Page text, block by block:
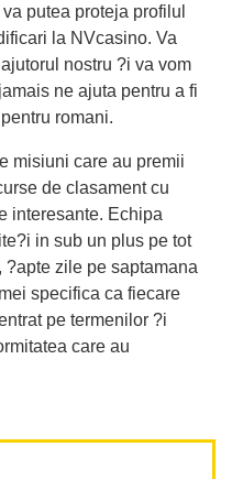
putea proteja profilul
la NVcasino. Va
nostru ?i va vom
ne ajuta pentru a fi
romani.
misiuni care au premii
de clasament cu
interesante. Echipa
in sub un plus pe tot
zile pe saptamana
specifica ca fiecare
pe termenilor ?i
care au